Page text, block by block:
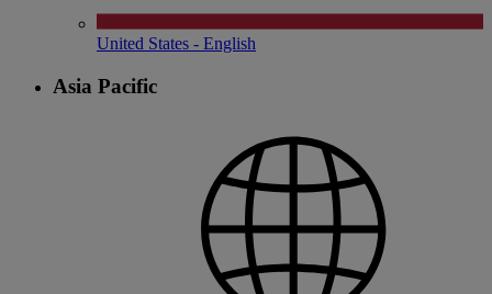
United States - English
Asia Pacific